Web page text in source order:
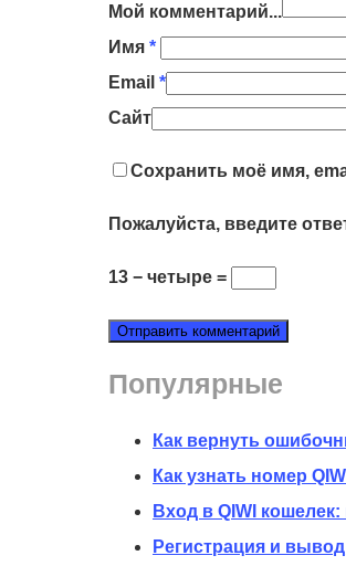
Мой комментарий...
Имя *
Email *
Сайт
Сохранить моё имя,
Пожалуйста, введите
13 − четыре =
Популярные
Как вернуть
Как узнать номер
Вход в QIWI
Регистрация и